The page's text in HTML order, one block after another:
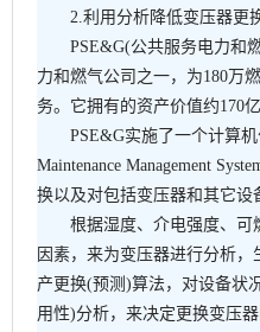
2.利用分析降低变压器更
PSE&G(公共服务电力和
力和燃气公司之一，为180万
务。它拥有的资产价值约170
PSE&G实施了一个计算
Maintenance Management
换以及对包括变压器和其它设
根据湿度、介电强度、可
因素，来为变压器进行分析
产更换(预测)算法，对设备状
用性)分析，来决定更换变压器